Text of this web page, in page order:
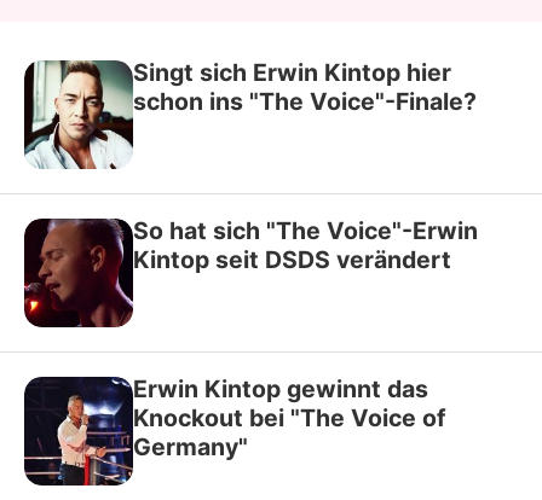
Singt sich Erwin Kintop hier
schon ins "The Voice"-Finale?
So hat sich "The Voice"-Erwin
Kintop seit DSDS verändert
Erwin Kintop gewinnt das
Knockout bei "The Voice of
Germany"